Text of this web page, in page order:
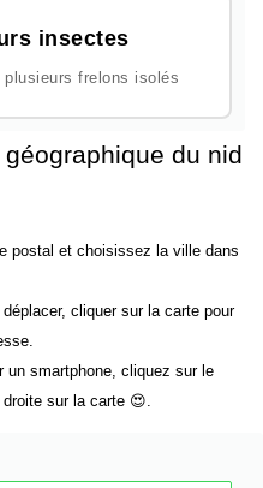
insectes
frelons isolés
du nid
postal et choisissez la ville dans
cliquer sur la carte pour
un smartphone, cliquez sur le
droite sur la carte 😍.